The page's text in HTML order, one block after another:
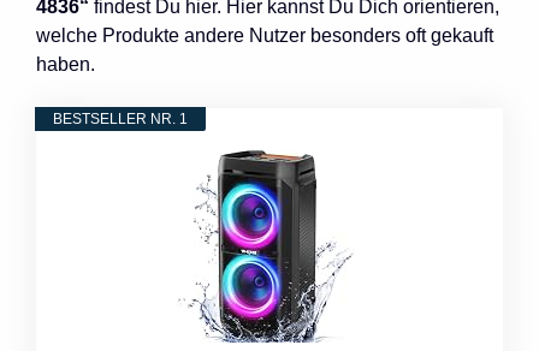
4836“ findest Du hier. Hier kannst Du Dich orientieren,
welche Produkte andere Nutzer besonders oft gekauft
haben.
BESTSELLER NR. 1